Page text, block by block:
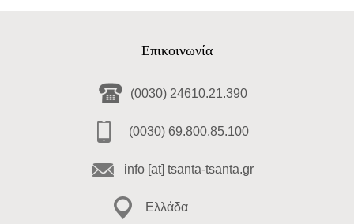
Επικοινωνία
(0030) 24610.21.390
(0030) 69.800.85.100
info [at] tsanta-tsanta.gr
Ελλάδα